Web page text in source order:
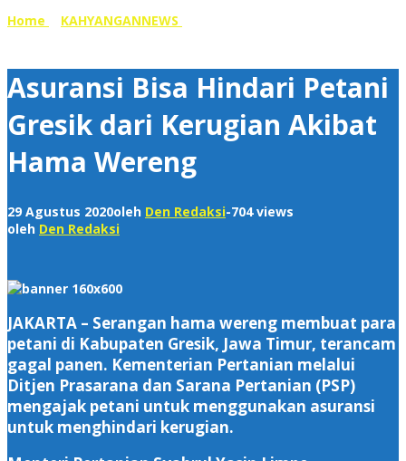
Home
KAHYANGANNEWS
Asuransi Bisa Hindari Petani
Gresik dari Kerugian Akibat
Hama Wereng
29 Agustus 2020oleh Den Redaksi-704 views
oleh Den Redaksi
JAKARTA – Serangan hama wereng membuat para
petani di Kabupaten Gresik, Jawa Timur, terancam
gagal panen. Kementerian Pertanian melalui
Ditjen Prasarana dan Sarana Pertanian (PSP)
mengajak petani untuk menggunakan asuransi
untuk menghindari kerugian.